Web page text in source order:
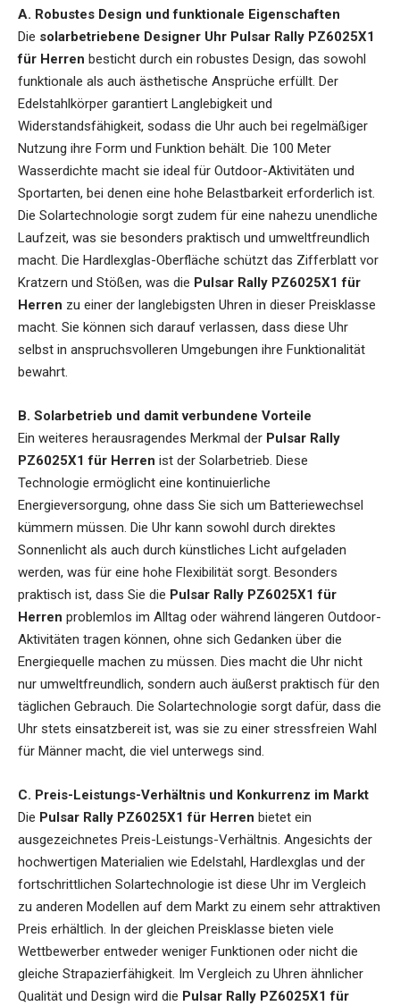
A. Robustes Design und funktionale Eigenschaften
Die solarbetriebene Designer Uhr Pulsar Rally PZ6025X1
für Herren besticht durch ein robustes Design, das sowohl
funktionale als auch ästhetische Ansprüche erfüllt. Der
Edelstahlkörper garantiert Langlebigkeit und
Widerstandsfähigkeit, sodass die Uhr auch bei regelmäßiger
Nutzung ihre Form und Funktion behält. Die 100 Meter
Wasserdichte macht sie ideal für Outdoor-Aktivitäten und
Sportarten, bei denen eine hohe Belastbarkeit erforderlich ist.
Die Solartechnologie sorgt zudem für eine nahezu unendliche
Laufzeit, was sie besonders praktisch und umweltfreundlich
macht. Die Hardlexglas-Oberfläche schützt das Zifferblatt vor
Kratzern und Stößen, was die Pulsar Rally PZ6025X1 für
Herren zu einer der langlebigsten Uhren in dieser Preisklasse
macht. Sie können sich darauf verlassen, dass diese Uhr
selbst in anspruchsvolleren Umgebungen ihre Funktionalität
bewahrt.
B. Solarbetrieb und damit verbundene Vorteile
Ein weiteres herausragendes Merkmal der Pulsar Rally
PZ6025X1 für Herren ist der Solarbetrieb. Diese
Technologie ermöglicht eine kontinuierliche
Energieversorgung, ohne dass Sie sich um Batteriewechsel
kümmern müssen. Die Uhr kann sowohl durch direktes
Sonnenlicht als auch durch künstliches Licht aufgeladen
werden, was für eine hohe Flexibilität sorgt. Besonders
praktisch ist, dass Sie die Pulsar Rally PZ6025X1 für
Herren problemlos im Alltag oder während längeren Outdoor-
Aktivitäten tragen können, ohne sich Gedanken über die
Energiequelle machen zu müssen. Dies macht die Uhr nicht
nur umweltfreundlich, sondern auch äußerst praktisch für den
täglichen Gebrauch. Die Solartechnologie sorgt dafür, dass die
Uhr stets einsatzbereit ist, was sie zu einer stressfreien Wahl
für Männer macht, die viel unterwegs sind.
C. Preis-Leistungs-Verhältnis und Konkurrenz im Markt
Die Pulsar Rally PZ6025X1 für Herren bietet ein
ausgezeichnetes Preis-Leistungs-Verhältnis. Angesichts der
hochwertigen Materialien wie Edelstahl, Hardlexglas und der
fortschrittlichen Solartechnologie ist diese Uhr im Vergleich
zu anderen Modellen auf dem Markt zu einem sehr attraktiven
Preis erhältlich. In der gleichen Preisklasse bieten viele
Wettbewerber entweder weniger Funktionen oder nicht die
gleiche Strapazierfähigkeit. Im Vergleich zu Uhren ähnlicher
Qualität und Design wird die Pulsar Rally PZ6025X1 für